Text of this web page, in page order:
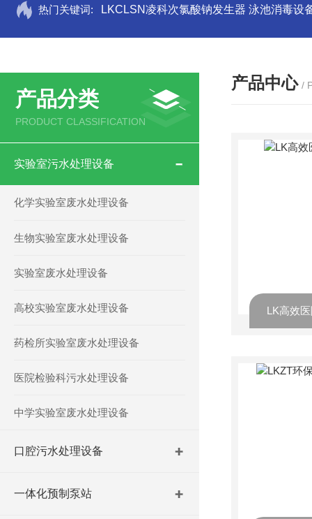
热门关键词: LKCLSN凌科次氯酸钠发生器 泳池消毒设
产品分类
PRODUCT CLASSIFICATION
实验室污水处理设备
化学实验室废水处理设备
生物实验室废水处理设备
实验室废水处理设备
高校实验室废水处理设备
药检所实验室废水处理设备
医院检验科污水处理设备
中学实验室废水处理设备
口腔污水处理设备
一体化预制泵站
产品中心 /
LK高效